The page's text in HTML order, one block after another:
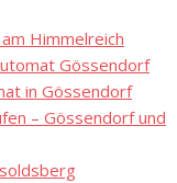
Himmelreich
Gössendorf
in Gössendorf
– Gössendorf und